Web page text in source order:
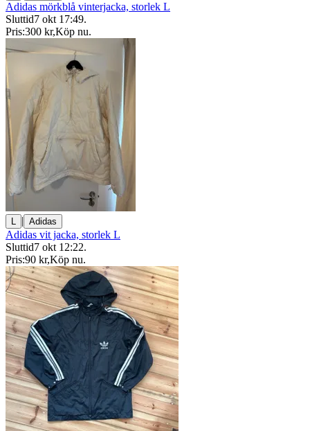
Adidas mörkblå vinterjacka, storlek L
Sluttid7 okt 17:49.
Pris:300 kr,Köp nu.
L | Adidas
Adidas vit jacka, storlek L
Sluttid7 okt 12:22.
Pris:90 kr,Köp nu.